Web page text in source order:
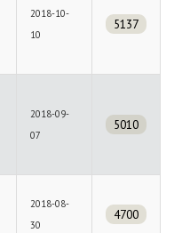
2018-10-
10
5137
2018-09-
07
5010
2018-08-
30
4700